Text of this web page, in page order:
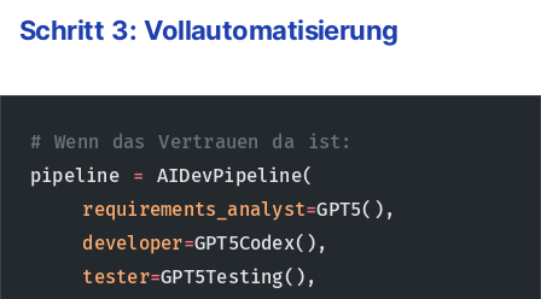
Schritt 3: Vollautomatisierung
# Wenn das Vertrauen da ist:
pipeline = AIDevPipeline(
    requirements_analyst
=GPT5(),
    developer
=GPT5Codex(),
    tester
=GPT5Testing(),